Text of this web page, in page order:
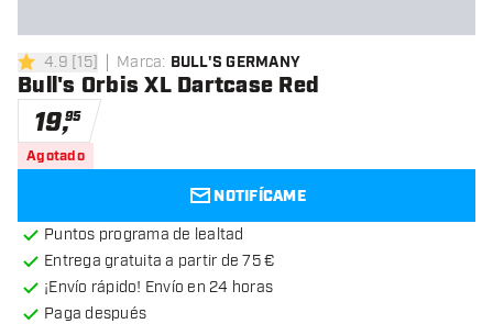
4.9 estrellas de puntuación
4.9 [15] Marca: BULL'S GERMANY
Bull's Orbis XL Dartcase Red
19,95
Agotado
NOTIFÍCAME
Puntos programa de lealtad
Entrega gratuita a partir de 75 €
¡Envío rápido! Envío en 24 horas
Paga después